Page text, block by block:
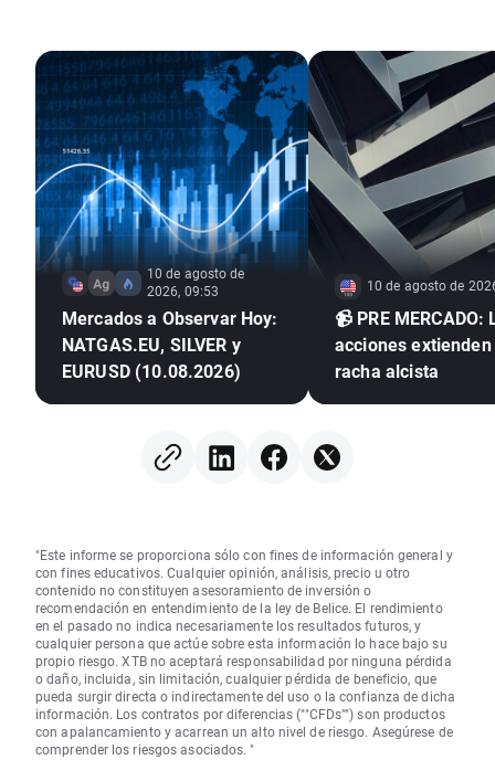
10 de agosto de
2026, 09:53
Mercados a Observar Hoy:
NATGAS.EU, SILVER y
EURUSD (10.08.2026)
10 de agosto de
📹 PRE MERCADO: Las
acciones extienden
racha alcista
"Este informe se proporciona sólo con fines de información general y
con fines educativos. Cualquier opinión, análisis, precio u otro
contenido no constituyen asesoramiento de inversión o
recomendación en entendimiento de la ley de Belice. El rendimiento
en el pasado no indica necesariamente los resultados futuros, y
cualquier persona que actúe sobre esta información lo hace bajo su
propio riesgo. XTB no aceptará responsabilidad por ninguna pérdida
o daño, incluida, sin limitación, cualquier pérdida de beneficio, que
pueda surgir directa o indirectamente del uso o la confianza de dicha
información. Los contratos por diferencias (""CFDs"") son productos
con apalancamiento y acarrean un alto nivel de riesgo. Asegúrese de
comprender los riesgos asociados. "